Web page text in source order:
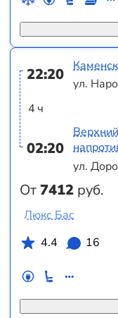
22:20
4 ч
02:20
От7412 руб.
ул.
ул.
Люкс Бас
4.4
16